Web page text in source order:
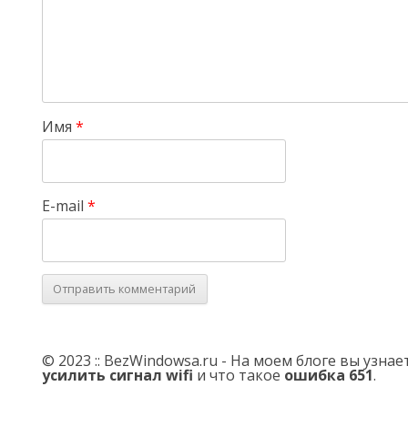
Имя *
E-mail *
© 2023 :: BezWindowsa.ru - На моем блоге вы
усилить сигнал wifi и что такое ошибка 651.